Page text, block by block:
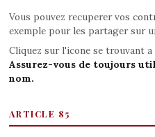
Vous pouvez recuperer vos
exemple pour les partager sur
Cliquez sur l'icone se trouvant
Assurez-vous de toujours
nom.
ARTICLE 85